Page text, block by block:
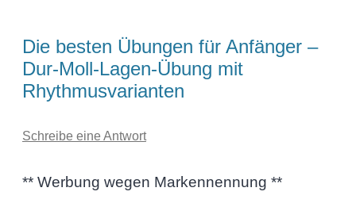
Die besten Übungen für Anfänger –
Dur-Moll-Lagen-Übung mit
Rhythmusvarianten
Schreibe eine Antwort
** Werbung wegen Markennennung **